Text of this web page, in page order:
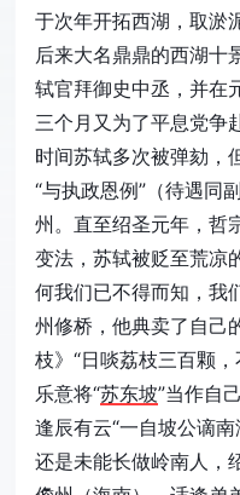
于次年开拓西湖，取淤
后来大名鼎鼎的西湖十
轼官拜御史中丞，并在
三个月又为了平息党争
时间苏轼多次被弹劾，
“与执政恩例”（待遇同
州。直至绍圣元年，哲
变法，苏轼被贬至荒凉
何我们已不得而知，我
州修桥，他典卖了自己
枝》“日啖荔枝三百颗
乐意将“苏东坡”当作自
逢辰有云“一自坡公谪
还是未能长做岭南人，